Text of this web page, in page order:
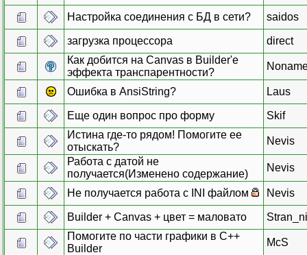
Настройка соединения с БД в сети? saidos
загрузка процессора
direct
Как добится на Canvas в Builder'e
эффекта транспарентности?
Ошибка в AnsiString? Laus
Еще один вопрос про форму
Skif
Истина где-то рядом! Помогите ее
отыскать?
Nevis
Работа с датой не
получается(Изменено содержание)
Nevis
Не получается работа с INI файлом Nevis
Builder + Canvas + цвет = маловато
Помогите по части графики в С++
Builder
McS